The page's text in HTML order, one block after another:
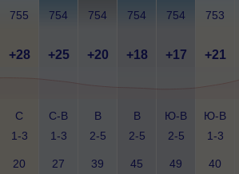
755 754 754 754 754 753
+28 +25 +20 +18 +17 +21
С
1-3
С-В
1-3
В
2-5
В
2-5
Ю-В
2-5
Ю-В
1-3
20 27 39 45 49 40